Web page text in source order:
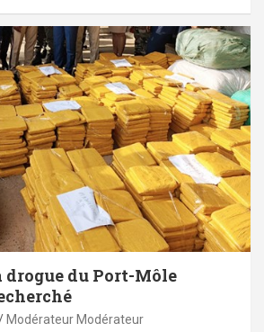
drogue du Port-Môle
Modérateur Modérateur